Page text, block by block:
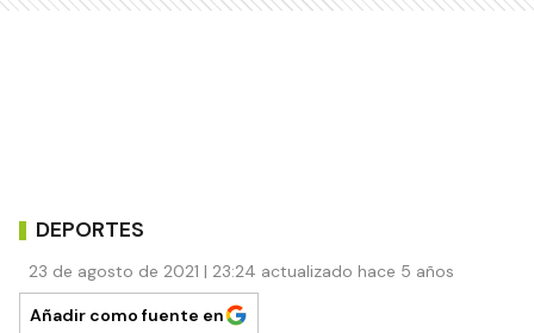
DEPORTES
23 de agosto de 2021 | 23:24 actualizado hace 5 años
Añadir como fuente en